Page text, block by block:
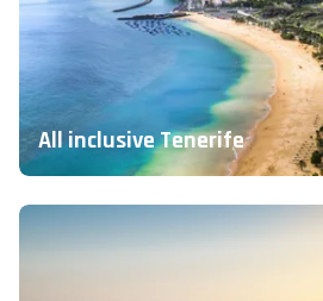
All inclusive Tenerife